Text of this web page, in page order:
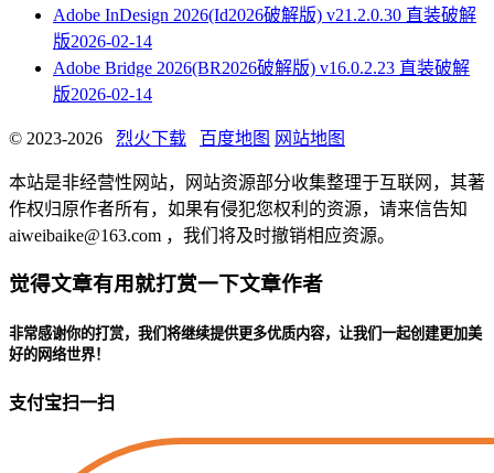
Adobe InDesign 2026(Id2026破解版) v21.2.0.30 直装破解
版2026-02-14
Adobe Bridge 2026(BR2026破解版) v16.0.2.23 直装破解
版2026-02-14
© 2023-2026 烈火下载 百度地图 网站地图
本站是非经营性网站，网站资源部分收集整理于互联网，其著
作权归原作者所有，如果有侵犯您权利的资源，请来信告知
aiweibaike@163.com ，我们将及时撤销相应资源。
觉得文章有用就打赏一下文章作者
非常感谢你的打赏，我们将继续提供更多优质内容，让我们一起创建更加美
好的网络世界！
支付宝扫一扫